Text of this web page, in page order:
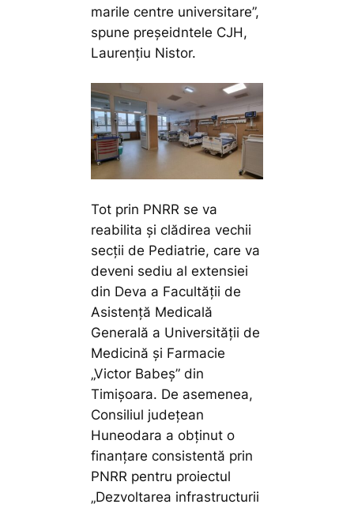
marile centre universitare”,
spune preșeidntele CJH,
Laurențiu Nistor.
Tot prin PNRR se va
reabilita și clădirea vechii
secții de Pediatrie, care va
deveni sediu al extensiei
din Deva a Facultății de
Asistență Medicală
Generală a Universității de
Medicină și Farmacie
„Victor Babeș” din
Timișoara. De asemenea,
Consiliul județean
Huneodara a obținut o
finanțare consistentă prin
PNRR pentru proiectul
„Dezvoltarea infrastructurii